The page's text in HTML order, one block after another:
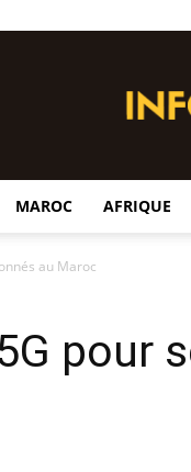
MAROC AFRIQUE
au Maroc
pour